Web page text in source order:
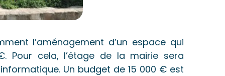
l’aménagement d’un espace qui
Pour cela, l’étage de la mairie sera
Un budget de 15 000 € est